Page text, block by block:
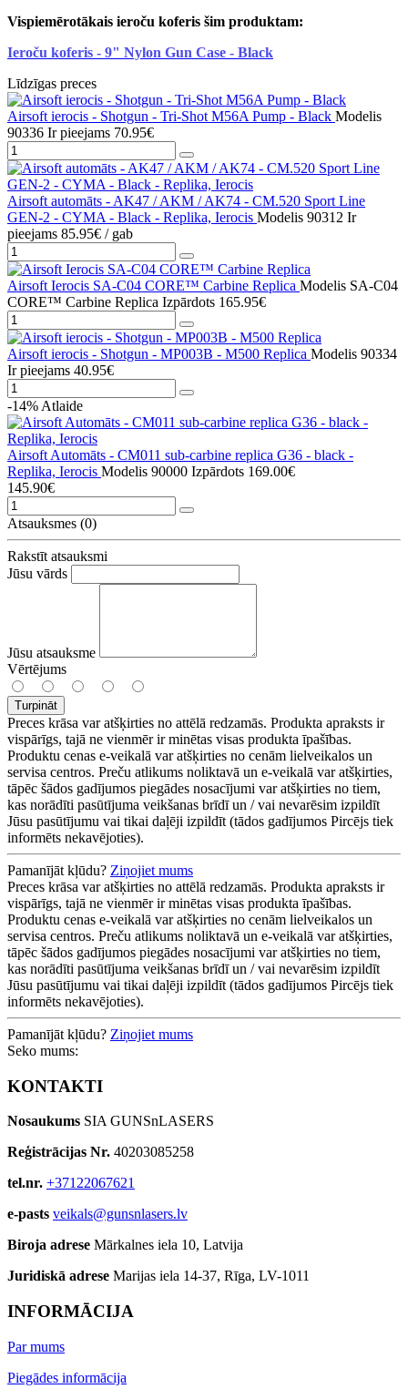
Vispiemērotākais ieroču koferis šim produktam:
Ieroču koferis - 9" Nylon Gun Case - Black
Līdzīgas preces
Airsoft ierocis - Shotgun - Tri-Shot M56A Pump - Black Modelis
90336 Ir pieejams 70.95€
Airsoft automāts - AK47 / AKM / AK74 - CM.520 Sport Line
GEN-2 - CYMA - Black - Replika, Ierocis Modelis 90312 Ir
pieejams 85.95€ / gab
Airsoft Ierocis SA-C04 CORE™ Carbine Replica Modelis SA-C04
CORE™ Carbine Replica Izpārdots 165.95€
Airsoft ierocis - Shotgun - MP003B - M500 Replica Modelis 90334
Ir pieejams 40.95€
-14% Atlaide
Airsoft Automāts - CM011 sub-carbine replica G36 - black -
Replika, Ierocis Modelis 90000 Izpārdots 169.00€
145.90€
Atsauksmes (0)
Rakstīt atsauksmi
Jūsu vārds
Jūsu atsauksme
Vērtējums
Turpināt
Preces krāsa var atšķirties no attēlā redzamās. Produkta apraksts ir
vispārīgs, tajā ne vienmēr ir minētas visas produkta īpašības.
Produktu cenas e-veikalā var atšķirties no cenām lielveikalos un
servisa centros. Preču atlikums noliktavā un e-veikalā var atšķirties,
tāpēc šādos gadījumos piegādes nosacījumi var atšķirties no tiem,
kas norādīti pasūtījuma veikšanas brīdī un / vai nevarēsim izpildīt
Jūsu pasūtījumu vai tikai daļēji izpildīt (tādos gadījumos Pircējs tiek
informēts nekavējoties).
Pamanījāt kļūdu? Ziņojiet mums
Preces krāsa var atšķirties no attēlā redzamās. Produkta apraksts ir
vispārīgs, tajā ne vienmēr ir minētas visas produkta īpašības.
Produktu cenas e-veikalā var atšķirties no cenām lielveikalos un
servisa centros. Preču atlikums noliktavā un e-veikalā var atšķirties,
tāpēc šādos gadījumos piegādes nosacījumi var atšķirties no tiem,
kas norādīti pasūtījuma veikšanas brīdī un / vai nevarēsim izpildīt
Jūsu pasūtījumu vai tikai daļēji izpildīt (tādos gadījumos Pircējs tiek
informēts nekavējoties).
Pamanījāt kļūdu? Ziņojiet mums
Seko mums:
KONTAKTI
Nosaukums SIA GUNSnLASERS
Reģistrācijas Nr. 40203085258
tel.nr. +37122067621
e-pasts veikals@gunsnlasers.lv
Biroja adrese Mārkalnes iela 10, Latvija
Juridiskā adrese Marijas iela 14-37, Rīga, LV-1011
INFORMĀCIJA
Par mums
Piegādes informācija